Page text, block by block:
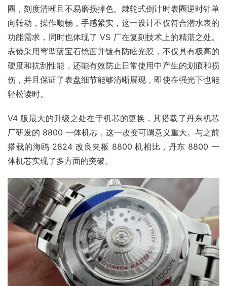
圈，刻度清晰且不易磨损掉色。棘轮式倒计时表圈逆时针单
向转动，操作顺畅，手感紧实，这一设计不仅符合潜水表的
功能需求，同时也体现了 VS 厂在复刻技术上的精湛之处。
表镜采用穹型蓝宝石镜面并镀有防眩光膜，不仅具有极高的
硬度和抗刮性能，还能有效防止日常使用中产生的划痕和损
伤，并且保证了表盘细节能够清晰展现，即使在强光下也能
轻松读时。
V4 版最大的升级之处在于机芯的更换，其搭载了丹东机芯
厂研发的 8800 一体机芯，这一改变可谓意义重大。与之前
搭载的海鸥 2824 改良夹板 8800 机相比，丹东 8800 一
体机芯实现了多方面的突破。